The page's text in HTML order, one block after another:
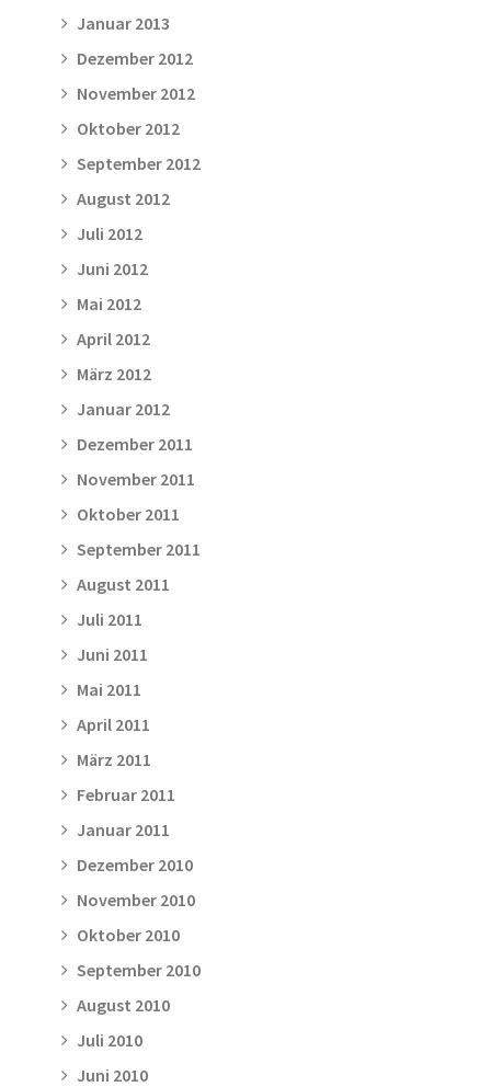
Januar 2013
Dezember 2012
November 2012
Oktober 2012
September 2012
August 2012
Juli 2012
Juni 2012
Mai 2012
April 2012
März 2012
Januar 2012
Dezember 2011
November 2011
Oktober 2011
September 2011
August 2011
Juli 2011
Juni 2011
Mai 2011
April 2011
März 2011
Februar 2011
Januar 2011
Dezember 2010
November 2010
Oktober 2010
September 2010
August 2010
Juli 2010
Juni 2010